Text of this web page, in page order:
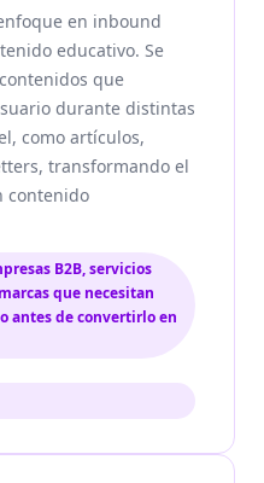
en inbound
educativo. Se
que
durante distintas
como artículos,
transformando el
contenido
B2B, servicios
que necesitan
antes de convertirlo en